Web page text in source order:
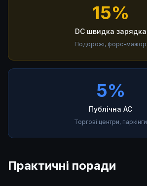
15%
DC швидка зарядка
Подорожі, форс-мажор
5%
Публічна AC
Торгові центри, паркінги
Практичні поради